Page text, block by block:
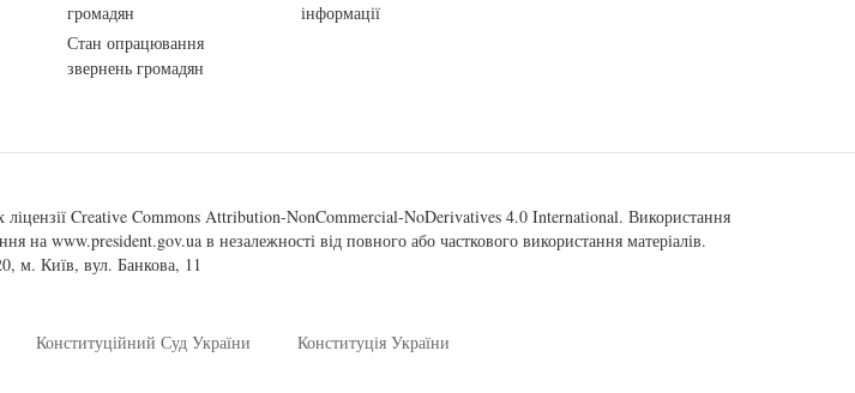
громадян
Стан опрацювання
звернень громадян
інформації
Creative Commons Attribution-NonCommercial-NoDerivatives 4.0 International. Використання
на www.president.gov.ua в незалежності від повного або часткового використання матеріалів.
м. Київ, вул. Банкова, 11
Конституційний Суд України Конституція України